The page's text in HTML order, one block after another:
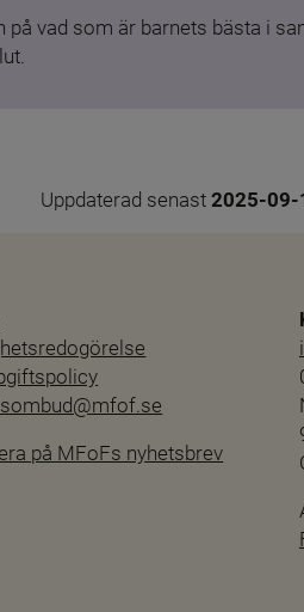
vad som är barnets bästa i
Uppdaterad senast 2025-09-
på MFoFs nyhetsbrev